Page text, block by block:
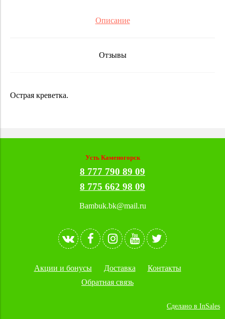
Описание
Отзывы
Острая креветка.
Усть Каменогорск
8 777 790 89 09
8 775 662 98 09
Bambuk.bk@mail.ru
Акции и бонусы Доставка
Контакты
Обратная связь
Сделано в InSales